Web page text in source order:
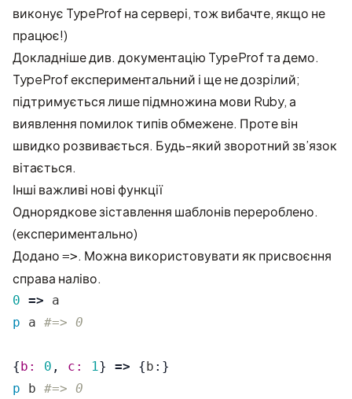
виконує TypeProf на сервері, тож вибачте, якщо не
працює!)
Докладніше див. документацію TypeProfтадемо.
TypeProf експериментальний і ще не дозрілий;
підтримується лише підмножина мови Ruby, а
виявлення помилок типів обмежене. Проте він
швидко розвивається. Будь-який зворотний зв’язок
вітається.
Інші важливі нові функції
Однорядкове зіставлення шаблонів перероблено.
(експериментально)
Додано =>. Можна використовувати як присвоєння
справа наліво.
0 =>
a
p
a #=> 0
{b: 0 , c: 1} => {b :}
p
b #=> 0